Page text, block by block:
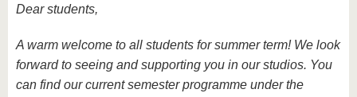
Dear students,
A warm welcome to all students for summer term! We look
forward to seeing and supporting you in our studios. You
can find our current semester programme under the